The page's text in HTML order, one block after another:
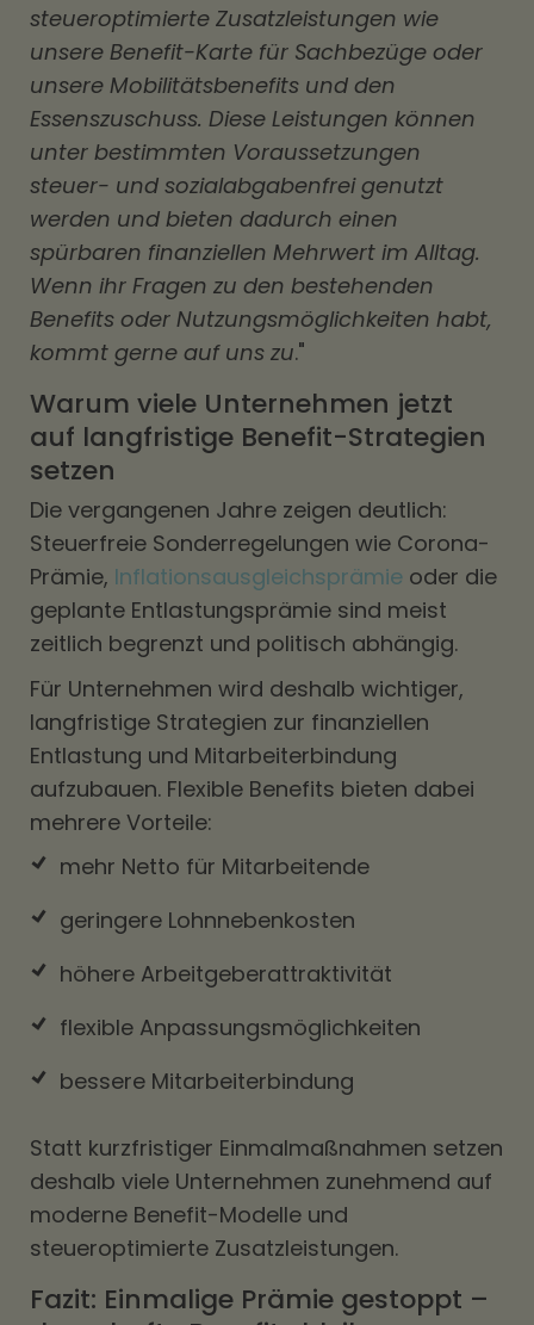
steueroptimierte Zusatzleistungen wie
unsere Benefit-Karte für Sachbezüge oder
unsere Mobilitätsbenefits und den
Essenszuschuss. Diese Leistungen können
unter bestimmten Voraussetzungen
steuer- und sozialabgabenfrei genutzt
werden und bieten dadurch einen
spürbaren finanziellen Mehrwert im Alltag.
Wenn ihr Fragen zu den bestehenden
Benefits oder Nutzungsmöglichkeiten habt,
kommt gerne auf uns zu."
Warum viele Unternehmen jetzt
auf langfristige Benefit-Strategien
setzen
Die vergangenen Jahre zeigen deutlich:
Steuerfreie Sonderregelungen wie Corona-
Prämie, Inflationsausgleichsprämie oder die
geplante Entlastungsprämie sind meist
zeitlich begrenzt und politisch abhängig.
Für Unternehmen wird deshalb wichtiger,
langfristige Strategien zur finanziellen
Entlastung und Mitarbeiterbindung
aufzubauen. Flexible Benefits bieten dabei
mehrere Vorteile:
mehr Netto für Mitarbeitende
geringere Lohnnebenkosten
höhere Arbeitgeberattraktivität
flexible Anpassungsmöglichkeiten
bessere Mitarbeiterbindung
Statt kurzfristiger Einmalmaßnahmen setzen
deshalb viele Unternehmen zunehmend auf
moderne Benefit-Modelle und
steueroptimierte Zusatzleistungen.
Fazit: Einmalige Prämie gestoppt –